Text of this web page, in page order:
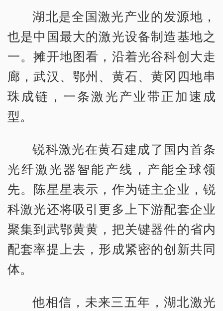
湖北是全国激光产业的发源地，
也是中国最大的激光设备制造基地之
一。摊开地图看，沿着光谷科创大走
廊，武汉、鄂州、黄石、黄冈四地串
珠成链，一条激光产业带正加速成
型。
锐科激光在黄石建成了国内首条
光纤激光器智能产线，产能全球领
先。陈星星表示，作为链主企业，锐
科激光还将吸引更多上下游配套企业
聚集到武鄂黄黄，把关键器件的省内
配套率提上去，形成紧密的创新共同
体。
他相信，未来三五年，湖北激光